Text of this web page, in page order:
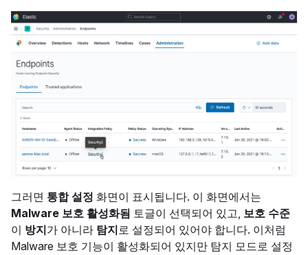
그러면 통합 설정 화면이 표시됩니다. 이 화면에서는
Malware 보호 활성화됨 토글이 선택되어 있고, 보호 수준
이 방지가 아니라 탐지로 설정되어 있어야 합니다. 이처럼
Malware 보호 기능이 활성화되어 있지만 탐지 모드로 설정